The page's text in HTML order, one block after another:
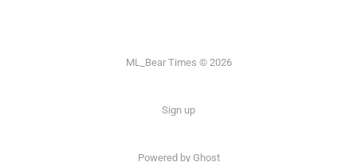
ML_Bear Times © 2026
Sign up
Powered by Ghost